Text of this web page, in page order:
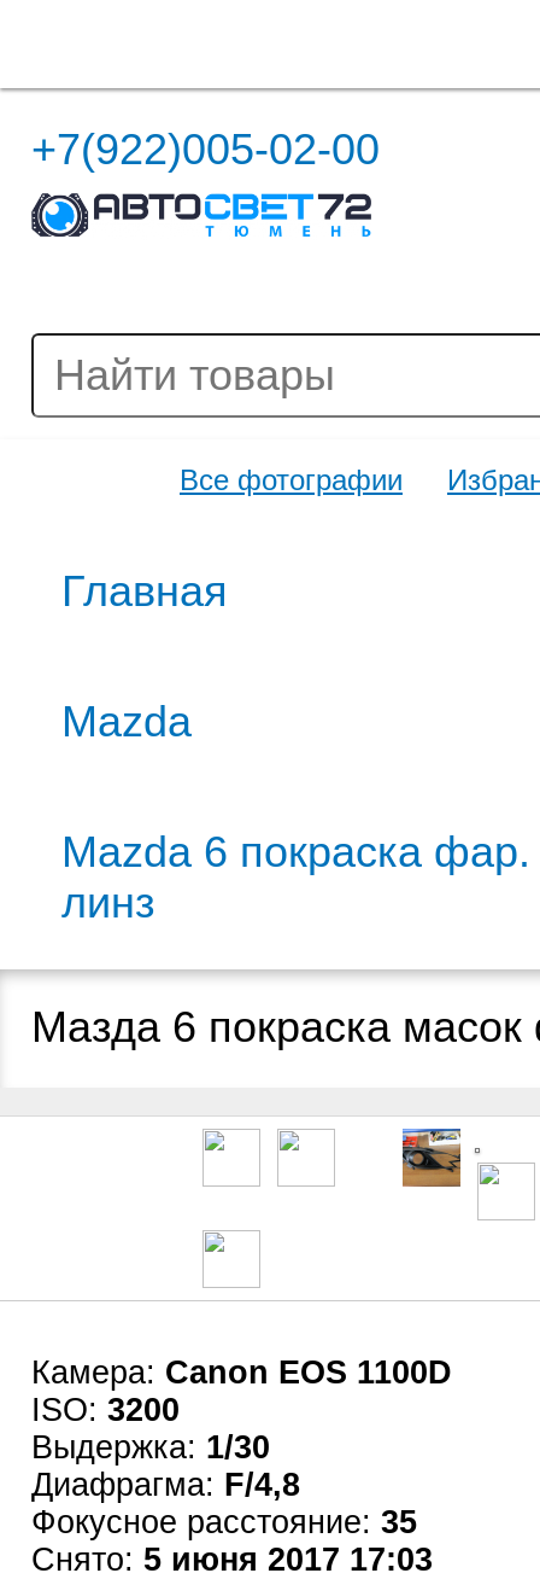
+7(922)005-02-00
Все фотографии
Главная
Mazda
Mazda 6 покраска
линз
Мазда 6 покраска
Камера: Canon EOS 1100D
ISO: 3200
Выдержка: 1/30
Диафрагма: F/4,8
Фокусное расстояние: 35
Снято: 5 июня 2017 17:03